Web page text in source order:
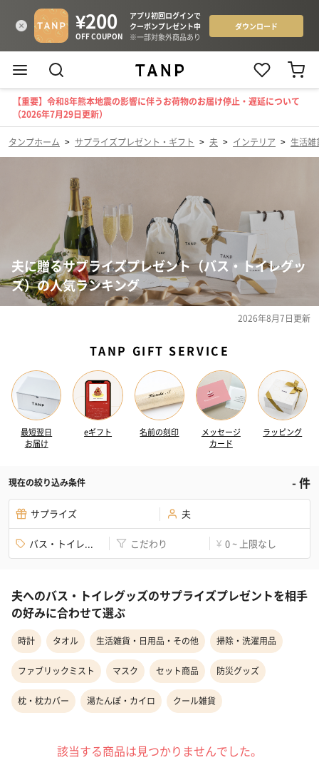
【重要】令和8年熊本地震の影響に伴うお荷物のお届け停止・遅延について
（2026年7月29日更新）
タンプホーム > サプライズプレゼント・ギフト > 夫 > インテリア > 生活雑
夫に贈るサプライズプレゼント（バス・トイレグッ
ズ）の人気ランキング
2026年8月7日更新
TANP GIFT SERVICE
最短翌日
お届け
eギフト 名前の刻印
メッセージ
カード
ラッピング
現在の絞り込み条件 -件
サプライズ 夫
バス・トイレ... こだわり ¥ 0 ~ 上限なし
夫へのバス・トイレグッズのサプライズプレゼントを相手
の好みに合わせて選ぶ
時計 タオル 生活雑貨・日用品・その他 掃除・洗濯用品
ファブリックミスト マスク セット商品 防災グッズ
枕・枕カバー 湯たんぽ・カイロ クール雑貨
該当する商品は見つかりませんでした。